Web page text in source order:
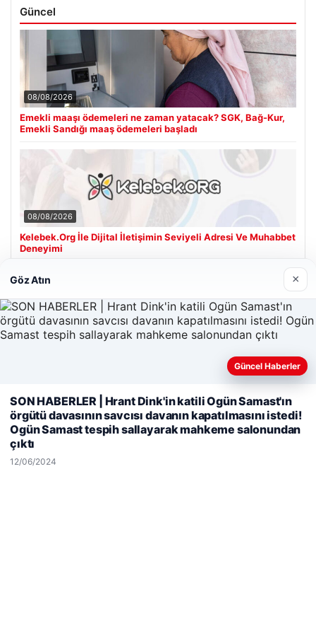
Güncel
08/08/2026
Emekli maaşı ödemeleri ne zaman yatacak? SGK, Bağ-Kur,
Emekli Sandığı maaş ödemeleri başladı
08/08/2026
Kelebek.Org İle Dijital İletişimin Seviyeli Adresi Ve Muhabbet
Deneyimi
Son Eklenen Firmalar
Hastaş Beton
© 2026 Haber Notları – Güncel Haberler
Web sitemizi nasıl kullandığınızı daha iyi anlayabilmek,
deneyiminizi kişiselleştirmek ve geliştirmek amacıyla çerezler
kullanıyoruz.Çerez Politikamız
Göz Atın ×
Güncel Haberler
SON HABERLER | Hrant Dink'in katili Ogün Samast'ın
örgütü davasının savcısı davanın kapatılmasını istedi!
Ogün Samast tespih sallayarak mahkeme salonundan
çıktı
12/06/2024